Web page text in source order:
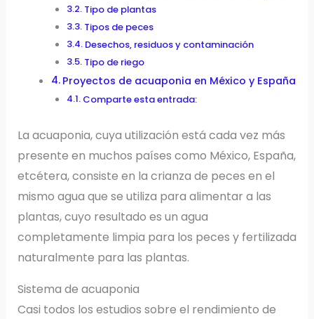
Tipo de plantas
Tipos de peces
Desechos, residuos y contaminación
Tipo de riego
Proyectos de acuaponia en México y España
Comparte esta entrada:
La acuaponia, cuya utilización está cada vez más
presente en muchos países como México, España,
etcétera, consiste en la crianza de peces en el
mismo agua que se utiliza para alimentar a las
plantas, cuyo resultado es un agua
completamente limpia para los peces y fertilizada
naturalmente para las plantas.
Sistema de acuaponia
Casi todos los estudios sobre el rendimiento de